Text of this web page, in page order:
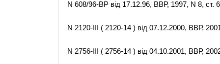
N 608/96-ВР від 17.12.96, ВВР, 1997, N 8, ст.
N 2120-III ( 2120-14 ) від 07.12.2000, ВВР,
N 2756-III ( 2756-14 ) від 04.10.2001, ВВР,